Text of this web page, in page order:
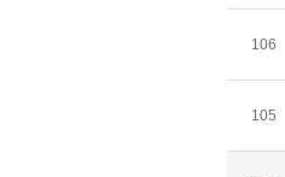
106
105